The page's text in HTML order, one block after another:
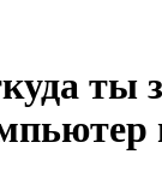
ты